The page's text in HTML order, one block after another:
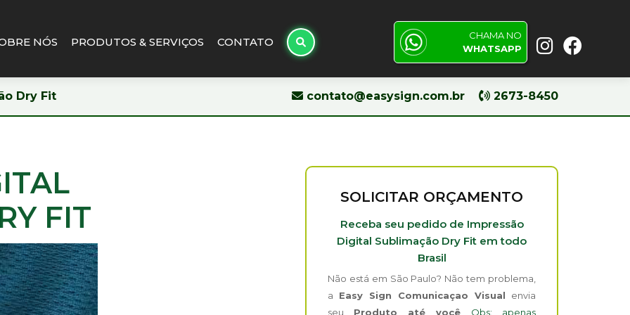
NÓS PRODUTOS & SERVIÇOS CONTATO Pesquisar
CHAMA NO
WHATSAPP
Dry Fit contato@easysign.com.br 2673-8450
FIT
SOLICITAR ORÇAMENTO
Receba seu pedido de Impressão
Digital Sublimação Dry Fit em todo
Brasil
Não está em São Paulo? Não tem problema,
a Easy Sign Comunicaçao Visual envia
seu Produto até você Obs: apenas